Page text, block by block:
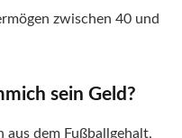
zwischen 40 und
sein Geld?
aus dem Fußballgehalt,